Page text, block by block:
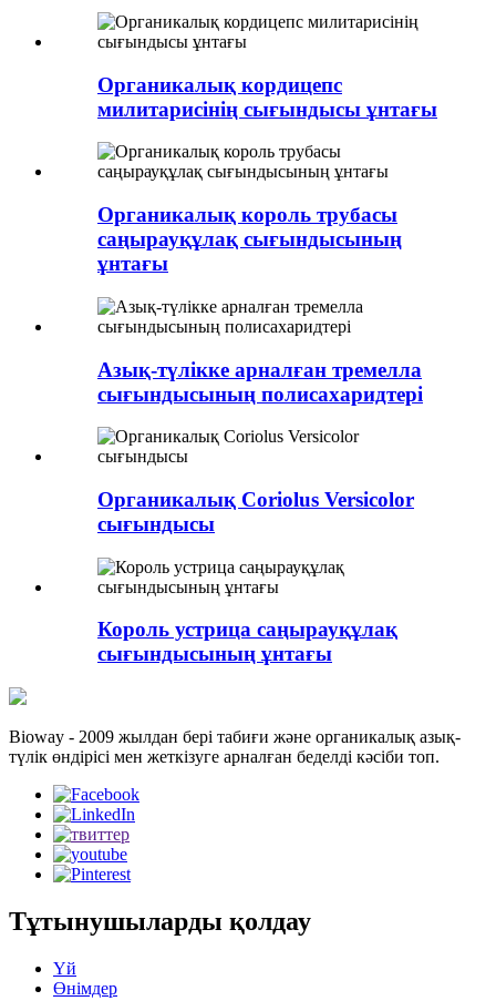
Органикалық кордицепс
милитарисінің сығындысы ұнтағы
Органикалық король трубасы
саңырауқұлақ сығындысының
ұнтағы
Азық-түлікке арналған тремелла
сығындысының полисахаридтері
Органикалық Coriolus Versicolor
сығындысы
Король устрица саңырауқұлақ
сығындысының ұнтағы
Bioway - 2009 жылдан бері табиғи және органикалық азық-
түлік өндірісі мен жеткізуге арналған беделді кәсіби топ.
Тұтынушыларды қолдау
Үй
Өнімдер